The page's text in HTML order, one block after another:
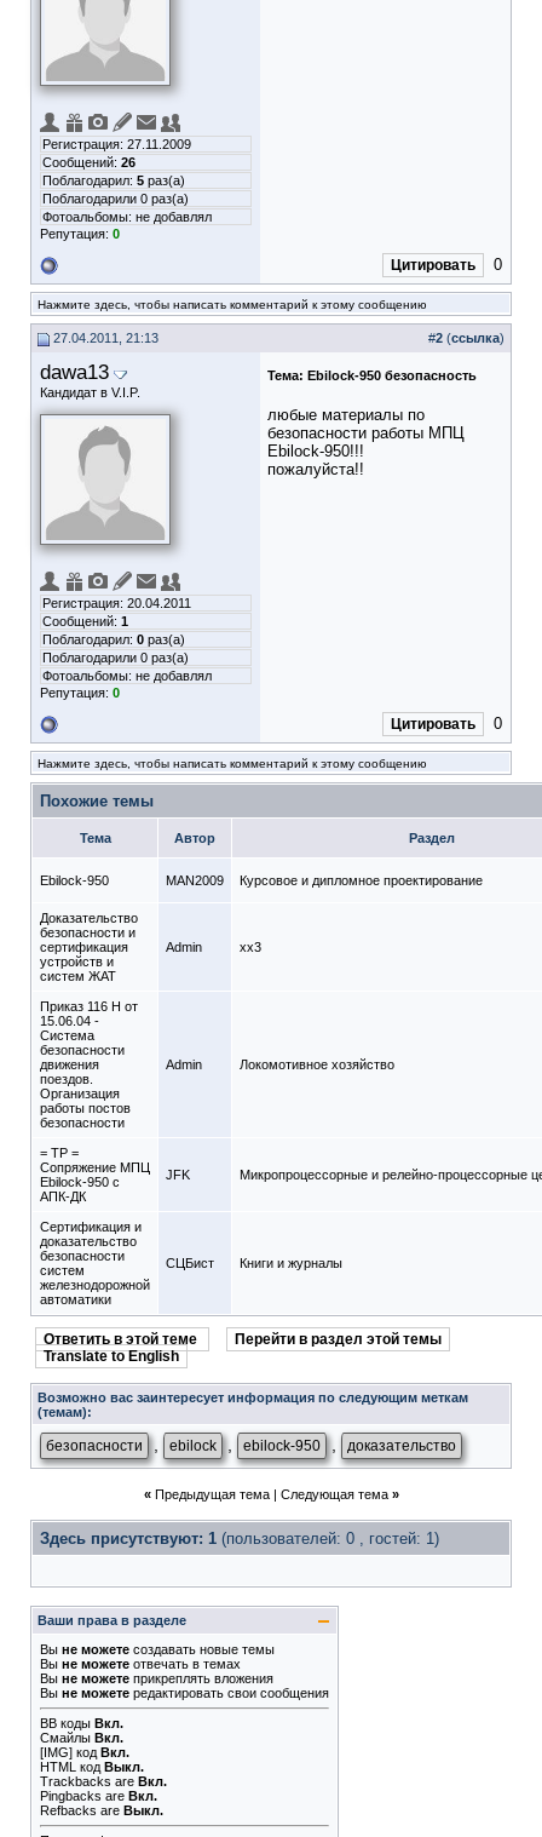
Регистрация: 27.11.2009
Сообщений: 26
Поблагодарил: 5 раз(а)
Поблагодарили 0 раз(а)
Фотоальбомы: не добавлял
Репутация: 0
Цитировать 0
Нажмите здесь, чтобы написать комментарий к этому сообщению
27.04.2011, 21:13 #2 (ссылка)
dawa13
Кандидат в V.I.P.
Регистрация: 20.04.2011
Сообщений: 1
Поблагодарил: 0 раз(а)
Поблагодарили 0 раз(а)
Фотоальбомы: не добавлял
Репутация: 0
Тема: Ebilock-950 безопасность
любые материалы по
безопасности работы МПЦ
Ebilock-950!!!
пожалуйста!!
Цитировать 0
Нажмите здесь, чтобы написать комментарий к этому сообщению
Похожие темы
Тема Автор Раздел
Ebilock-950 MAN2009 Курсовое и дипломное проектирование
Доказательство
безопасности и
сертификация
устройств и
систем ЖАТ
Admin xx3
Приказ 116 Н от
15.06.04 -
Система
безопасности
движения
поездов.
Организация
работы постов
безопасности
Admin Локомотивное хозяйство
= ТР =
Сопряжение МПЦ
Ebilock-950 с
АПК-ДК
JFK Микропроцессорные и релейно-процессорные
Сертификация и
доказательство
безопасности
систем
железнодорожной
автоматики
СЦБист Книги и журналы
Ответить в этой теме
Перейти в раздел этой темы
Translate to English
Возможно вас заинтересует информация по следующим меткам
(темам):
безопасности ebilock ebilock-950 доказательство
« Предыдущая тема| Следующая тема »
Здесь присутствуют: 1 (пользователей: 0 , гостей: 1)
Ваши права в разделе
Вы не можете создавать новые темы
Вы не можете отвечать в темах
Вы не можете прикреплять вложения
Вы не можете редактировать свои сообщения
BB коды Вкл.
Смайлы Вкл.
[IMG] код Вкл.
HTML код Выкл.
Trackbacks are Вкл.
Pingbacks are Вкл.
Refbacks are Выкл.